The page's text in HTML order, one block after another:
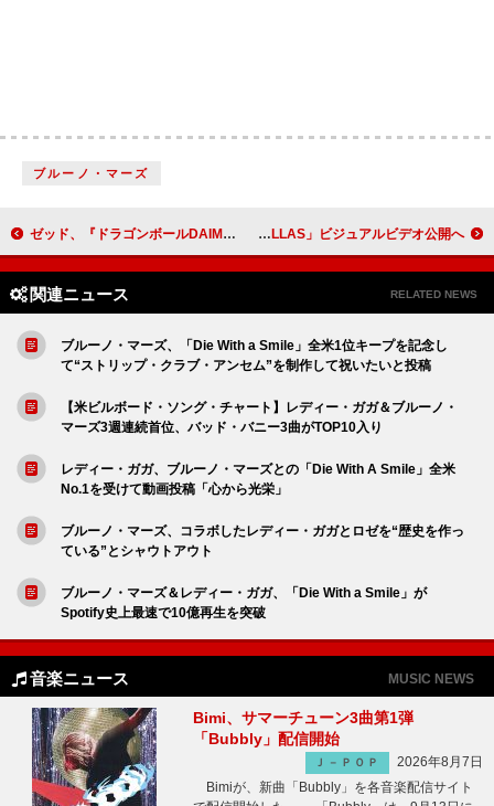
ブルーノ・マーズ
ゼッド、『ドラゴンボールDAIMA』OP主題歌＆EDテーマ収録シングルCD発売決定 XYのP→★とKICEによる新ユニット、「We are FASHION KILLAS」ビジュアルビデオ公開へ
関連ニュース RELATED NEWS
ブルーノ・マーズ、「Die With a Smile」全米1位キープを記念し
て“ストリップ・クラブ・アンセム”を制作して祝いたいと投稿
【米ビルボード・ソング・チャート】レディー・ガガ＆ブルーノ・
マーズ3週連続首位、バッド・バニー3曲がTOP10入り
レディー・ガガ、ブルーノ・マーズとの「Die With A Smile」全米
No.1を受けて動画投稿「心から光栄」
ブルーノ・マーズ、コラボしたレディー・ガガとロゼを“歴史を作っ
ている”とシャウトアウト
ブルーノ・マーズ＆レディー・ガガ、「Die With a Smile」が
Spotify史上最速で10億再生を突破
音楽ニュース MUSIC NEWS
Bimi、サマーチューン3曲第1弾
「Bubbly」配信開始
Ｊ－ＰＯＰ
2026年8月7日
Bimiが、新曲「Bubbly」を各音楽配信サイト